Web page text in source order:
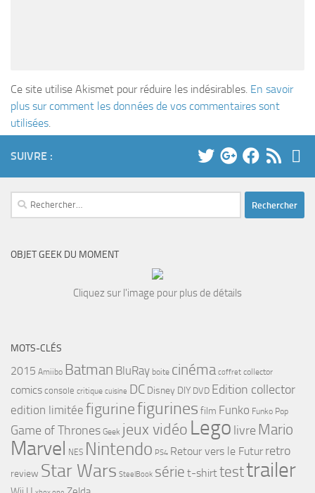
Ce site utilise Akismet pour réduire les indésirables. En savoir
plus sur comment les données de vos commentaires sont
utilisées.
SUIVRE :
Rechercher :
OBJET GEEK DU MOMENT
Cliquez sur l'image pour plus de détails
MOTS-CLÉS
2015 Amiibo Batman BluRay boite cinéma coffret collector
comics console critique cuisine DC Disney DIY DVD Edition collector
edition limitée figurinefigurines film Funko Funko Pop
Game of Thrones Geek jeux vidéo Lego livre Mario
Marvel NES Nintendo PS4 Retour vers le Futur retro
review Star Wars SteelBook série t-shirttesttrailer